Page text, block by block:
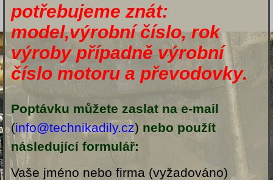
potřebujeme znát:
model,výrobní číslo, rok
výroby případně výrobní
číslo motoru a převodovky.
Poptávku můžete zaslat na e-mail
(info@technikadily.cz) nebo použít
následující formulář:
Vaše jméno nebo firma (vyžadováno)